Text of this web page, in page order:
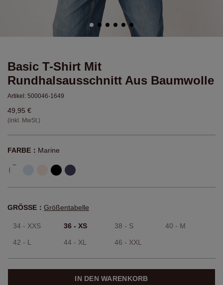
Basic T-Shirt Mit
Rundhalsausschnitt Aus Baumwolle
Artikel: 500046-1649
49,95 €
(inkl. MwSt.)
FARBE： Marine
GRÖSSE： Größentabelle
34 - XXS 36 - XS 38 - S 40 - M
42 - L 44 - XL 46 - XXL
IN DEN WARENKORB